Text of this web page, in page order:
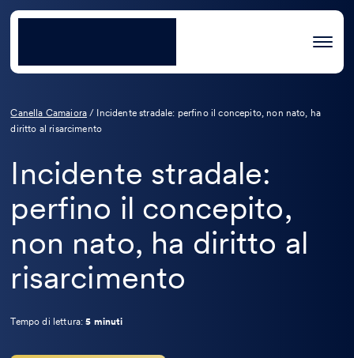
Canella Camaiora / Incidente stradale: perfino il concepito, non nato, ha
diritto al risarcimento
Incidente stradale:
perfino il concepito,
non nato, ha diritto al
risarcimento
Tempo di lettura:5 minuti